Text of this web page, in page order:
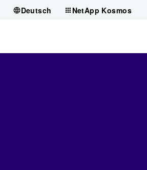
Deutsch NetApp Kosmos